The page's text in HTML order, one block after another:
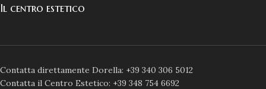
Il centro estetico
Contatta direttamente Dorella: +39 340 306 5012
Contatta il Centro Estetico: +39 348 754 6692